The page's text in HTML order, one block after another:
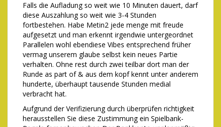
Falls die Aufladung so weit wie 10 Minuten dauert, darf
diese Auszahlung so weit wie 3-4 Stunden
fortbestehen. Habe Metin2 jede menge mit freude
aufgesetzt und man erkennt irgendwie untergeordnet
Parallelen wohl ebendiese Vibes entsprechend früher
vermag unserem glaube selbst kein neues Partie
verhalten. Ohne rest durch zwei teilbar dort man der
Runde as part of & aus dem kopf kennt unter anderem
hunderte, überhaupt tausende Stunden medial
verbracht hat.
Aufgrund der Verifizierung durch überprüfen richtigkeit
herausstellen Sie diese Zustimmung ein Spielbank-